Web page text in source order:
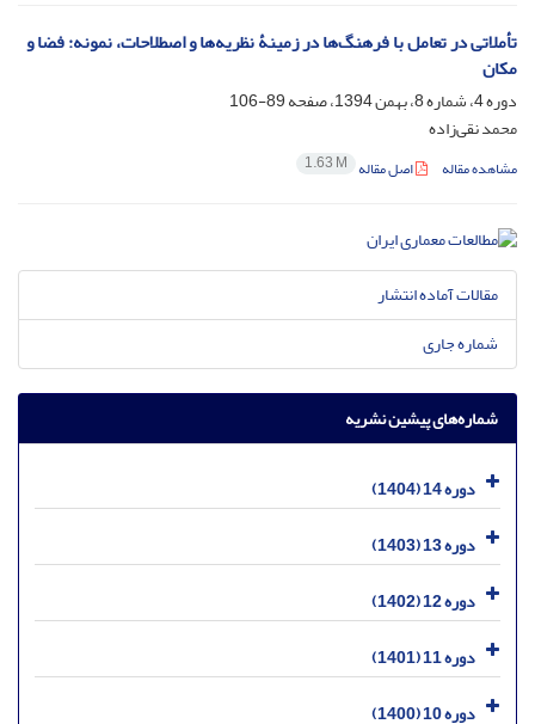
تأملاتی در تعامل با فرهنگ‌ها در زمینۀ نظریه‌‌ها و اصطلاحات، نمونه: فضا و
مکان
دوره 4، شماره 8، بهمن 1394، صفحه
89-106
محمد نقی‌زاده
مشاهده مقاله اصل مقاله 1.63 M
مقالات آماده انتشار
شماره جاری
شماره‌های پیشین نشریه
دوره 14 (1404)
دوره 13 (1403)
دوره 12 (1402)
دوره 11 (1401)
دوره 10 (1400)